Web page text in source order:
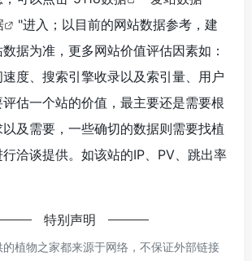
"进入；以目前的网站数据参考，建
据为准，更多网站价值评估因素如：
度、搜索引擎收录以及索引量、用户
估一个站的价值，最主要还是需要根
及需要，一些确切的数据则需要找植
洽谈提供。如该站的IP、PV、跳出率
特别声明
植物之家都来源于网络，不保证外部链接